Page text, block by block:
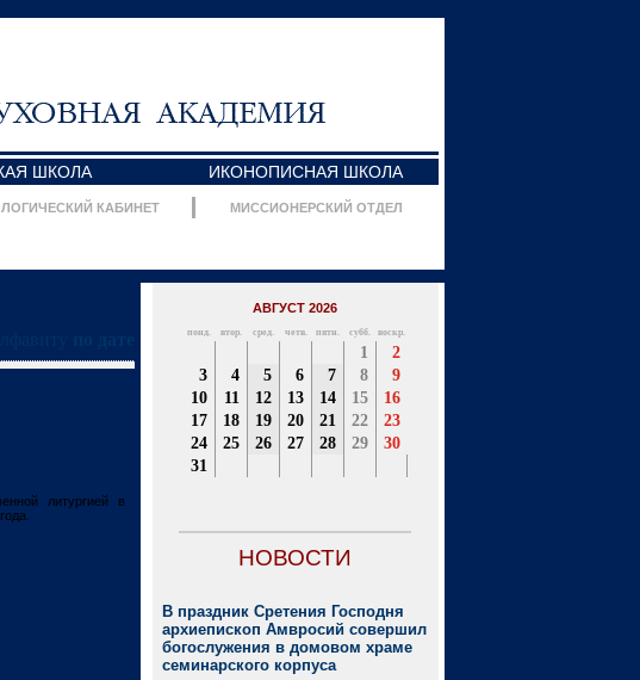
ШКОЛА ИКОНОПИСНАЯ ШКОЛА
КАБИНЕТ МИССИОНЕРСКИЙ ОТДЕЛ
литургией в
АВГУСТ 2026
понд. втор. сред. четв. пятн. субб. воскр.
1
2
3
4 5 6 7 8
9
10
11 12 13 14 15
16
17
18 19 20 21 22
23
24
25 26 27 28 29
30
31
НОВОСТИ
В праздник Сретения Господня
архиепископ Амвросий совершил
богослужения в домовом храме
семинарского корпуса